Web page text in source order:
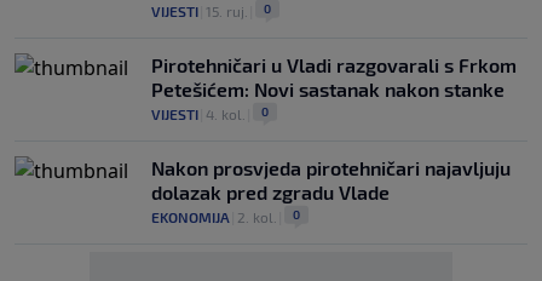
VIJESTI 15. ruj. 0
Pirotehničari u Vladi razgovarali s Frkom
Petešićem: Novi sastanak nakon stanke
VIJESTI 4. kol. 0
Nakon prosvjeda pirotehničari najavljuju
dolazak pred zgradu Vlade
EKONOMIJA 2. kol. 0